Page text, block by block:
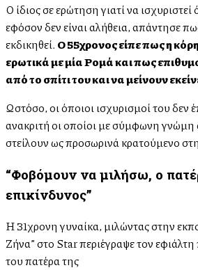
Ο ίδιος σε ερώτηση γιατί να
εφόσον δεν είναι αλήθεια, απάντησε
εκδικηθεί. Ο 55χρονος είπε πως η
ερωτικά με μία Ρομά και πως
από το σπίτι του και να μείνουν
Ωστόσο, οι όποιοι ισχυρισμοί του δεν
ανακριτή οι οποίοι με σύμφωνη
στείλουν ως προσωρινά κρατούμενο
“Φοβόμουν να μιλήσω, ο
επικίνδυνος”
Η 31χρονη γυναίκα, μιλώντας στην
Ζήνα” στο Star περιέγραψε τον
του πατέρα της